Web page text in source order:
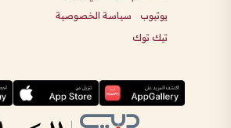
يوتيوب
تيك توك
سياسة الخصوصية